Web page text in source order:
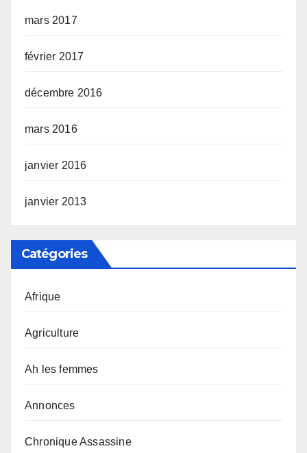
mars 2017
février 2017
décembre 2016
mars 2016
janvier 2016
janvier 2013
Catégories
Afrique
Agriculture
Ah les femmes
Annonces
Chronique Assassine